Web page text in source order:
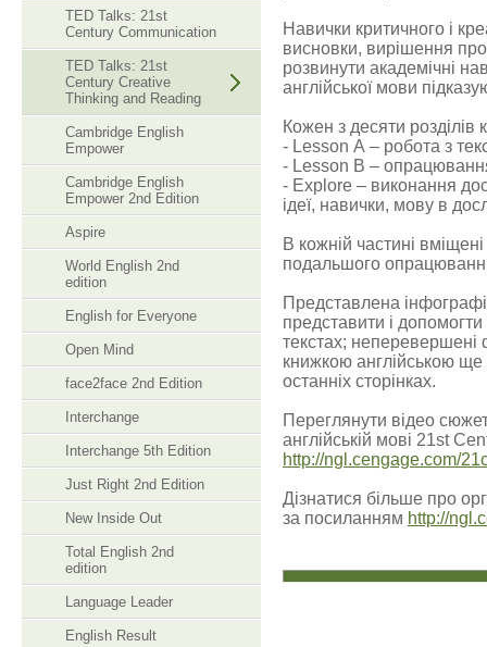
TED Talks: 21st
Century Communication
TED Talks: 21st
Century Creative
Thinking and Reading
Cambridge English
Empower
Cambridge English
Empower 2nd Edition
Aspire
World English 2nd
edition
English for Everyone
Open Mind
face2face 2nd Edition
Interchange
Interchange 5th Edition
Just Right 2nd Edition
New Inside Out
Total English 2nd
edition
Language Leader
English Result
Навички критичного і
висновки, вирішення
розвинути академічні
англійської мови
Кожен з десяти розділів
- Lesson А – робота з
- Lesson В –
- Explore – виконання
ідеї, навички, мову в
В кожній частині
подальшого
Представлена
представити і
текстах; неперевершені
книжкою англійською ще
останніх сторінках.
Переглянути відео
англійській мові 21st
http://ngl.cengage.com/
Дізнатися більше про
за посиланням http://